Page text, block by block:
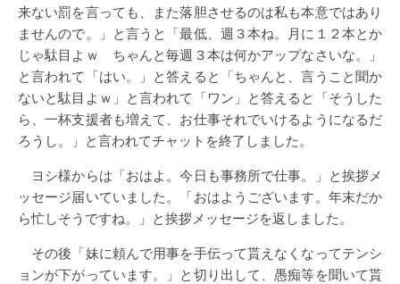
来ない罰を言っても、また落胆させるのは私も本意ではあり
ませんので。」と言うと「最低、週３本ね。月に１２本とか
じゃ駄目よｗ ちゃんと毎週３本は何かアップなさいな。」
と言われて「はい。」と答えると「ちゃんと、言うこと聞か
ないと駄目よｗ」と言われて「ワン」と答えると「そうした
ら、一杯支援者も増えて、お仕事それでいけるようになるだ
ろうし。」と言われてチャットを終了しました。
ヨシ様からは「おはよ。今日も事務所で仕事。」と挨拶メ
ッセージ届いていました。「おはようございます。年末だか
ら忙しそうですね。」と挨拶メッセージを返しました。
その後「妹に頼んで用事を手伝って貰えなくなってテンシ
ョンが下がっています。」と切り出して、愚痴等を聞いて貰